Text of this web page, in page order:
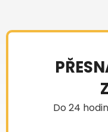
Do 24